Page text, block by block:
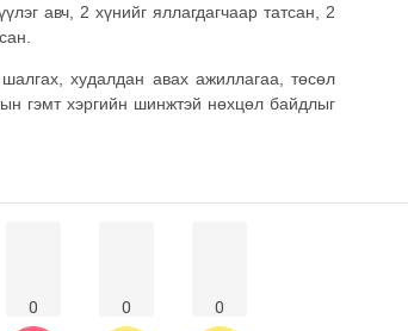
авч, 2 хүнийг яллагдагчаар татсан, 2
худалдан авах ажиллагаа, төсөл
гэмт хэргийн шинжтэй нөхцөл байдлыг
0 0 0